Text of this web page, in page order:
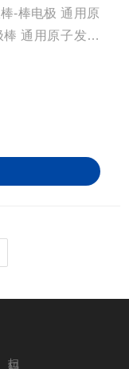
极 通用原
射
ASTM
扫码加微信